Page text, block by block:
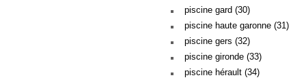
piscine gard (30)
piscine haute garonne (31)
piscine gers (32)
piscine gironde (33)
piscine hérault (34)